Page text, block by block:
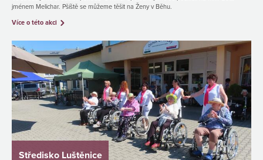
jménem Melichar. Pšíště se můžeme těšit na Ženy v Běhu.
Více o této akci
Středisko Luštěnice